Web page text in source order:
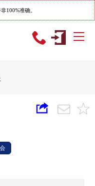
100%准确。